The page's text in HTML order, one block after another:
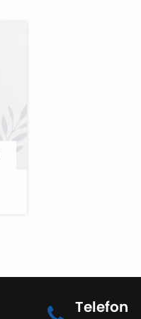
Telefon